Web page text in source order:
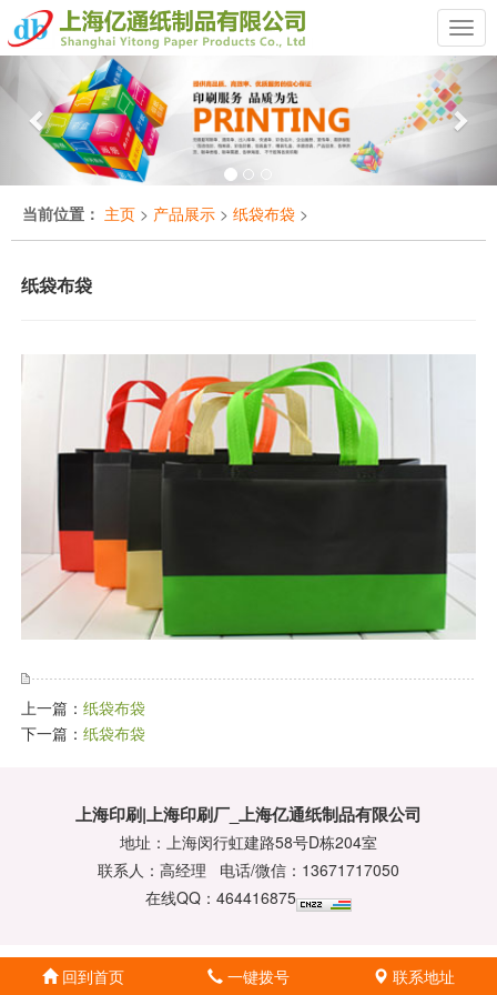
Previous
当前位置： 主页 > 产品展示 > 纸袋布袋 >
纸袋布袋
上一篇： 纸袋布袋
下一篇： 纸袋布袋
上海印刷|上海印刷厂_上海亿通纸制品有限公司
地址：上海闵行虹建路58号D栋204室
联系人：高经理 电话/微信：13671717050
在线QQ：464416875
回到首页 一键拨号 联系地址